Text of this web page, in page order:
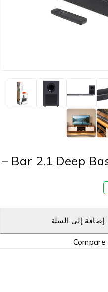
ساوند بار جي بي إل Bar 2.1 Deep Bass –
إضافة إلى السلة
Compare